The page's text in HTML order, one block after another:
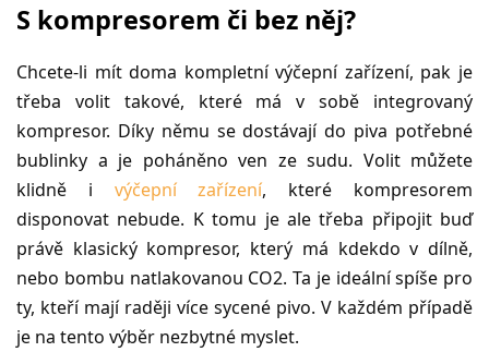
S kompresorem či bez něj?
Chcete-li mít doma kompletní výčepní zařízení, pak je
třeba volit takové, které má v sobě integrovaný
kompresor. Díky němu se dostávají do piva potřebné
bublinky a je poháněno ven ze sudu. Volit můžete
klidně i výčepní zařízení, které kompresorem
disponovat nebude. K tomu je ale třeba připojit buď
právě klasický kompresor, který má kdekdo v dílně,
nebo bombu natlakovanou CO2. Ta je ideální spíše pro
ty, kteří mají raději více sycené pivo. V každém případě
je na tento výběr nezbytné myslet.